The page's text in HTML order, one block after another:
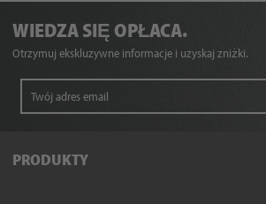
WIEDZA SIĘ OPŁACA.
Otrzymuj ekskluzywne informacje i uzyskaj zniżki.
PRODUKTY